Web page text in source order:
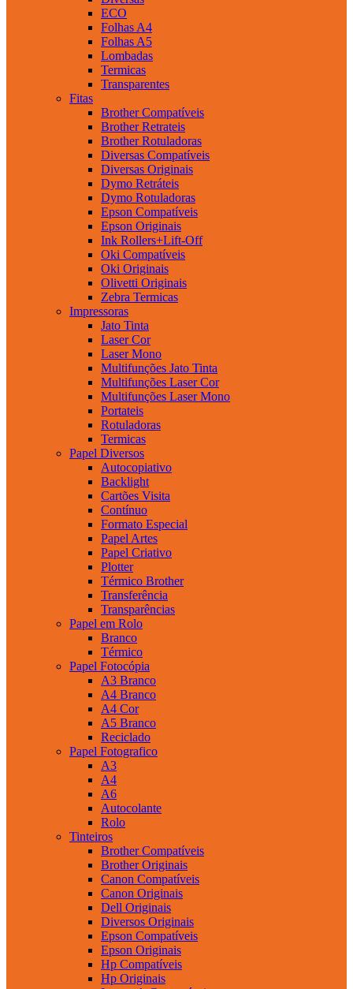
ECO
Folhas A4
Folhas A5
Lombadas
Termicas
Transparentes
Fitas
Brother Compatíveis
Brother Retrateis
Brother Rotuladoras
Diversas Compatíveis
Diversas Originais
Dymo Retráteis
Dymo Rotuladoras
Epson Compatíveis
Epson Originais
Ink Rollers+Lift-Off
Oki Compatíveis
Oki Originais
Olivetti Originais
Zebra Termicas
Impressoras
Jato Tinta
Laser Cor
Laser Mono
Multifunções Jato Tinta
Multifunções Laser Cor
Multifunções Laser Mono
Portateis
Rotuladoras
Termicas
Papel Diversos
Autocopiativo
Backlight
Cartões Visita
Contínuo
Formato Especial
Papel Artes
Papel Criativo
Plotter
Térmico Brother
Transferência
Transparências
Papel em Rolo
Branco
Térmico
Papel Fotocópia
A3 Branco
A4 Branco
A4 Cor
A5 Branco
Reciclado
Papel Fotografico
A3
A4
A6
Autocolante
Rolo
Tinteiros
Brother Compatíveis
Brother Originais
Canon Compatíveis
Canon Originais
Dell Originais
Diversos Originais
Epson Compatíveis
Epson Originais
Hp Compatíveis
Hp Originais